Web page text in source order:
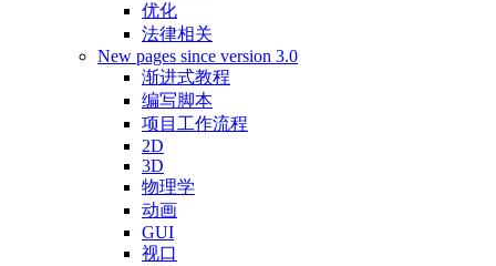
优化
法律相关
New pages since version 3.0
渐进式教程
编写脚本
项目工作流程
2D
3D
物理学
动画
GUI
视口